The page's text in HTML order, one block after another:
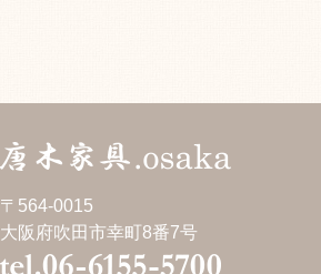
〒564-0015
大阪府吹田市幸町8番7号